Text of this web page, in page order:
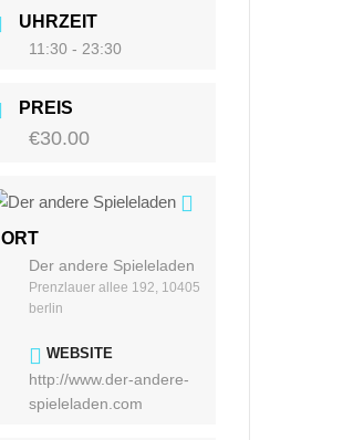
UHRZEIT
11:30 - 23:30
PREIS
€30.00
ORT
Der andere Spieleladen
Prenzlauer allee 192, 10405
berlin
WEBSITE
http://www.der-andere-
spieleladen.com